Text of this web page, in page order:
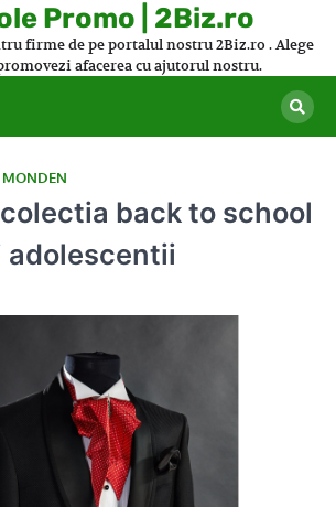
Promo | 2Biz.ro
firme de pe portalul nostru 2Biz.ro . Alege
afacerea cu ajutorul nostru.
MONDEN
back to school
adolescentii